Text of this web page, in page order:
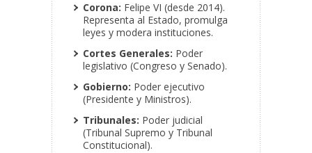
Corona: Felipe VI (desde 2014).
Representa al Estado, promulga
leyes y modera instituciones.
Cortes Generales: Poder
legislativo (Congreso y Senado).
Gobierno: Poder ejecutivo
(Presidente y Ministros).
Tribunales: Poder judicial
(Tribunal Supremo y Tribunal
Constitucional).